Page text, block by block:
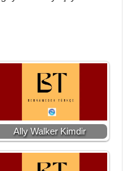
Ally Walker Kimdir